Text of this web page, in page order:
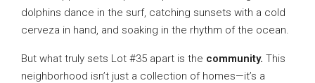
dolphins dance in the surf, catching sunsets with a cold
cerveza in hand, and soaking in the rhythm of the ocean.
But what truly sets Lot #35 apart is the community. This
neighborhood isn’t just a collection of homes—it’s a